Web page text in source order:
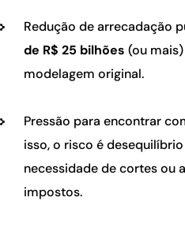
Redução de arrecadação
de R$ 25 bilhões (ou
modelagem original.
Pressão para encontrar
isso, o risco é
necessidade de cortes ou
impostos.